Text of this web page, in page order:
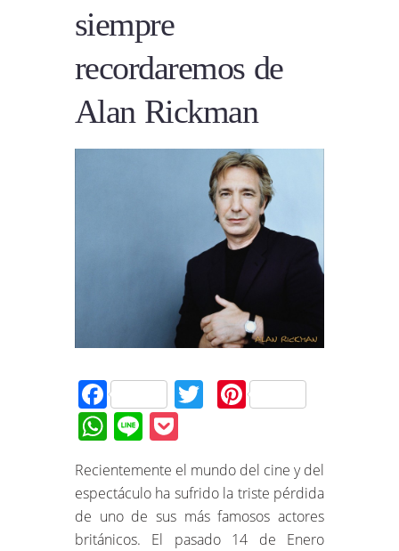
siempre
recordaremos de
Alan Rickman
FacebookTwitter
Pinterest
WhatsApp
Line
Recientemente el mundo del cine y del
espectáculo ha sufrido la triste pérdida
de uno de sus más famosos actores
británicos. El pasado 14 de Enero